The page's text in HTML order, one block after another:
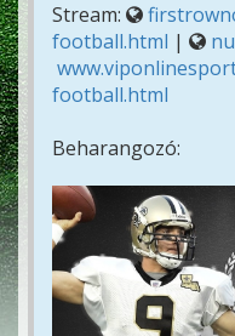
Stream:
football.html |
football.html
Beharangozó: